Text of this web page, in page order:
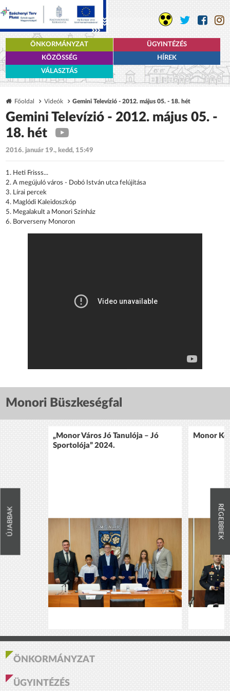
ÖNKORMÁNYZAT
ÜGYINTÉZÉS
KÖZÖSSÉG
HÍREK
VÁLASZTÁS
Főoldal Videók Gemini Televízió - 2012. május 05. - 18. hét
Gemini Televízió - 2012. május 05. -
18. hét
2016. január 19., kedd, 15:49
1. Heti Frisss...
2. A megújuló város - Dobó István utca felújítása
3. Lírai percek
4. Maglódi Kaleidoszkóp
5. Megalakult a Monori Színház
6. Borverseny Monoron
Monori Büszkeségfal
ÚJABBAK
„Monor Város Jó Tanulója – Jó
Sportolója” 2024.
Monor
RÉGEBBIEK
ÖNKORMÁNYZAT
ÜGYINTÉZÉS